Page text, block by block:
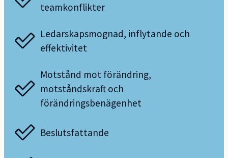
teamkonflikter
Ledarskapsmognad, inflytande och
effektivitet
Motstånd mot förändring,
motståndskraft och
förändringsbenägenhet
Beslutsfattande